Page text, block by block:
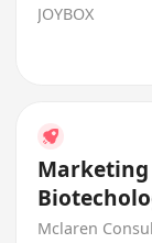
JOYBOX
Marketing
Mclaren